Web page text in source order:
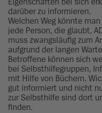
Eigenschaften bei sich
darüber zu informieren.
Welchen Weg könnte
jede Person, die glaubt,
muss zwangsläufig zum
aufgrund der langen
Betroffene können sich
bei Selbsthilfegruppen,
mit Hilfe von Büchern.
gut informiert und nicht
zur Selbsthilfe sind dort
finden.